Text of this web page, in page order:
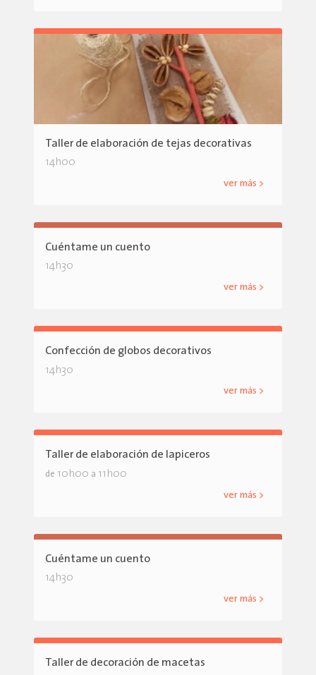
Taller de elaboración de tejas decorativas
14h00
ver más >
Cuéntame un cuento
14h30
ver más >
Confección de globos decorativos
14h30
ver más >
Taller de elaboración de lapiceros
de 10h00 a 11h00
ver más >
Cuéntame un cuento
14h30
ver más >
Taller de decoración de macetas